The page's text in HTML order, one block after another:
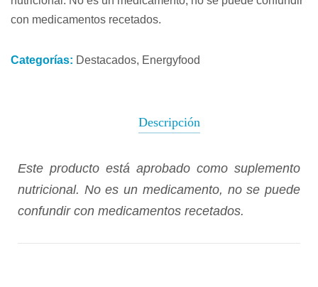
con medicamentos recetados.
Categorías: Destacados, Energyfood
Descripción
Este producto está aprobado como suplemento
nutricional. No es un medicamento, no se puede
confundir con medicamentos recetados.